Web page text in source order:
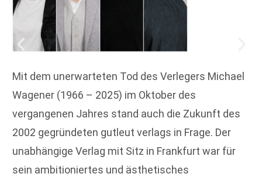
Mit dem unerwarteten Tod des Verlegers Michael
Wagener (1966 – 2025) im Oktober des
vergangenen Jahres stand auch die Zukunft des
2002 gegründeten gutleut verlags in Frage. Der
unabhängige Verlag mit Sitz in Frankfurt war für
sein ambitioniertes und ästhetisches